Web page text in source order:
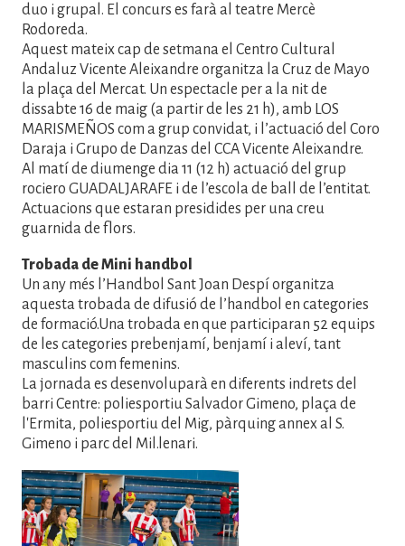
duo i grupal. El concurs es farà al teatre Mercè
Rodoreda.
Aquest mateix cap de setmana el Centro Cultural
Andaluz Vicente Aleixandre organitza la Cruz de Mayo
la plaça del Mercat. Un espectacle per a la nit de
dissabte 16 de maig (a partir de les 21 h), amb LOS
MARISMEÑOS com a grup convidat, i l’actuació del Coro
Daraja i Grupo de Danzas del CCA Vicente Aleixandre.
Al matí de diumenge dia 11 (12 h) actuació del grup
rociero GUADALJARAFE i de l’escola de ball de l’entitat.
Actuacions que estaran presidides per una creu
guarnida de flors.
Trobada de Mini handbol
Un any més l’Handbol Sant Joan Despí organitza
aquesta trobada de difusió de l’handbol en categories
de formació.Una trobada en que participaran 52 equips
de les categories prebenjamí, benjamí i aleví, tant
masculins com femenins.
La jornada es desenvoluparà en diferents indrets del
barri Centre: poliesportiu Salvador Gimeno, plaça de
l'Ermita, poliesportiu del Mig, pàrquing annex al S.
Gimeno i parc del Mil.lenari.
Imatge